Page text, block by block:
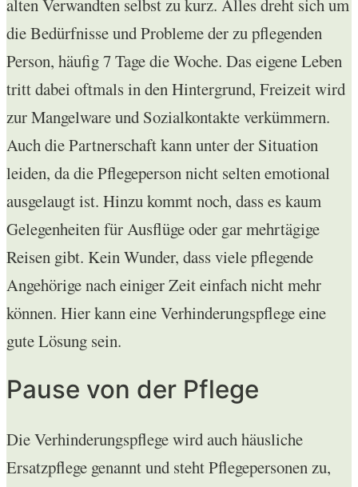
die Bedürfnisse und Probleme der zu pflegenden
Person, häufig 7 Tage die Woche. Das eigene Leben
tritt dabei oftmals in den Hintergrund, Freizeit wird
zur Mangelware und Sozialkontakte verkümmern.
Auch die Partnerschaft kann unter der Situation
leiden, da die Pflegeperson nicht selten emotional
ausgelaugt ist. Hinzu kommt noch, dass es kaum
Gelegenheiten für Ausflüge oder gar mehrtägige
Reisen gibt. Kein Wunder, dass viele pflegende
Angehörige nach einiger Zeit einfach nicht mehr
können. Hier kann eine Verhinderungspflege eine
gute Lösung sein.
Pause von der Pflege
Die Verhinderungspflege wird auch häusliche
Ersatzpflege genannt und steht Pflegepersonen zu,